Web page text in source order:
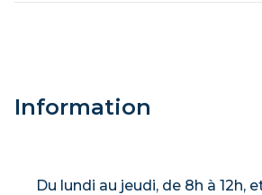
Information
Du lundi au jeudi, de 8h à 12h,